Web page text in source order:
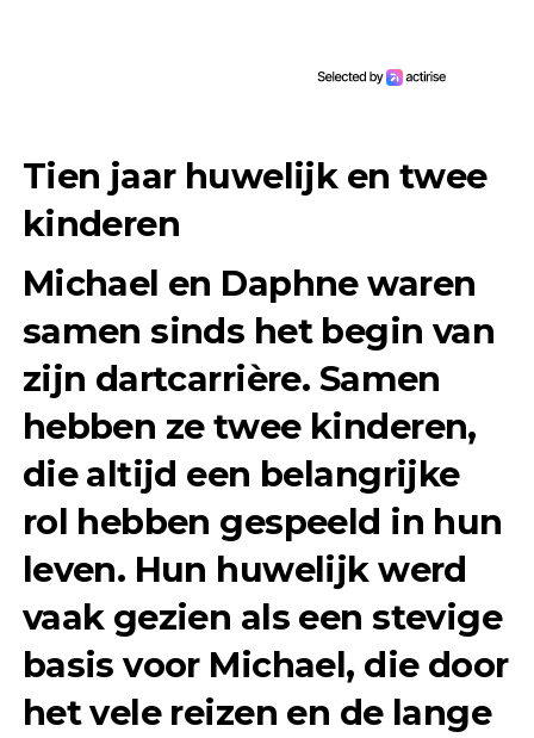
Tien jaar huwelijk en twee
kinderen
Michael en Daphne waren
samen sinds het begin van
zijn dartcarrière. Samen
hebben ze twee kinderen,
die altijd een belangrijke
rol hebben gespeeld in hun
leven. Hun huwelijk werd
vaak gezien als een stevige
basis voor Michael, die door
het vele reizen en de lange